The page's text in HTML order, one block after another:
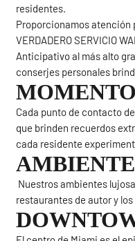
residentes.
Proporcionamos atención
VERDADERO SERVICIO
Anticipativo al más alto
conserjes personales
Cada punto de contacto
que brinden recuerdos
cada residente
Nuestros ambientes
restaurantes de autor y